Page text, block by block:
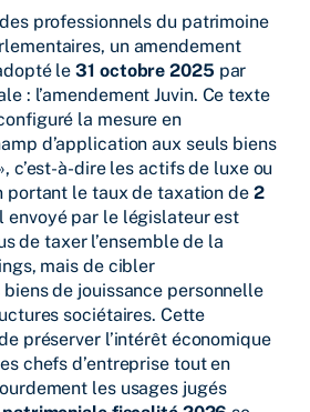
professionnels du patrimoine
un amendement
le31 octobre 2025 par
: l’amendement Juvin. Ce texte
la mesure en
d’application aux seuls biens
c’est-à-dire les actifs de luxe ou
portant le taux de taxation de 2
envoyé par le législateur est
de taxer l’ensemble de la
mais de cibler
de jouissance personnelle
sociétaires. Cette
préserver l’intérêt économique
chefs d’entreprise tout en
les usages jugés